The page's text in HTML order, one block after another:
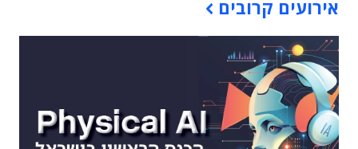
אירועים קרובים